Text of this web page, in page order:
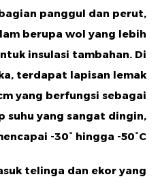
panggul dan perut,
berupa wol yang lebih
insulasi tambahan. Di
terdapat lapisan lemak
yang berfungsi sebagai
suhu yang sangat dingin,
-30° hingga -50°C.
telinga dan ekor yang